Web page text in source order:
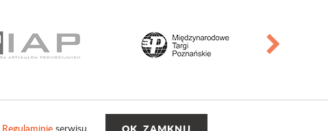
Regulaminie serwisu.